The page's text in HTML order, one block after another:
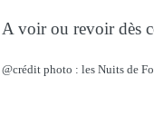
A voir ou revoir dès
@crédit photo : les Nuits de